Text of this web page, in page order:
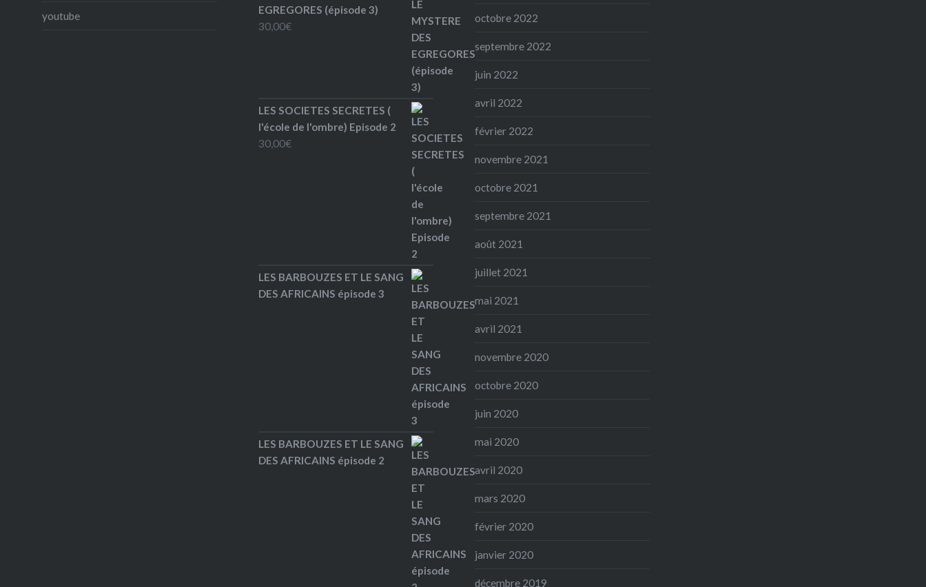
octobre 2022
septembre 2022
juin 2022
avril 2022
février 2022
novembre 2021
octobre 2021
septembre 2021
août 2021
juillet 2021
mai 2021
avril 2021
novembre 2020
octobre 2020
juin 2020
mai 2020
avril 2020
mars 2020
février 2020
janvier 2020
décembre 2019
EGREGORES (épisode 3)
30,00€
LES SOCIETES SECRETES (
l'école de l'ombre) Episode 2
30,00€
LES BARBOUZES ET LE SANG
DES AFRICAINS épisode 3
LES BARBOUZES ET LE SANG
DES AFRICAINS épisode 2
youtube